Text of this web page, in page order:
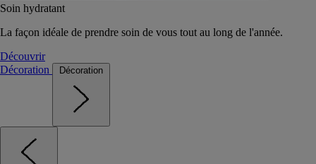
Soin hydratant
La façon idéale de prendre soin de vous tout au long de l'année.
Découvrir
Décoration
Décoration